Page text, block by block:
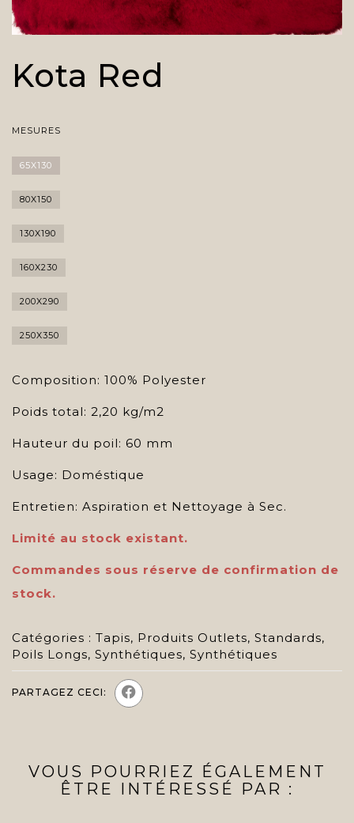
Kota Red
MESURES
65X130
80X150
130X190
160X230
200X290
250X350
Composition: 100% Polyester
Poids total: 2,20 kg/m2
Hauteur du poil: 60 mm
Usage: Doméstique
Entretien: Aspiration et Nettoyage à Sec.
Limité au stock existant.
Commandes sous réserve de confirmation de
stock.
Catégories : Tapis, Produits Outlets, Standards,
Poils Longs, Synthétiques, Synthétiques
PARTAGEZ CECI:
VOUS POURRIEZ ÉGALEMENT
ÊTRE INTÉRESSÉ PAR :